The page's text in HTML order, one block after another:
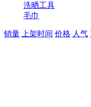
洗晒工具
毛巾
销量 上架时间 价格 人气